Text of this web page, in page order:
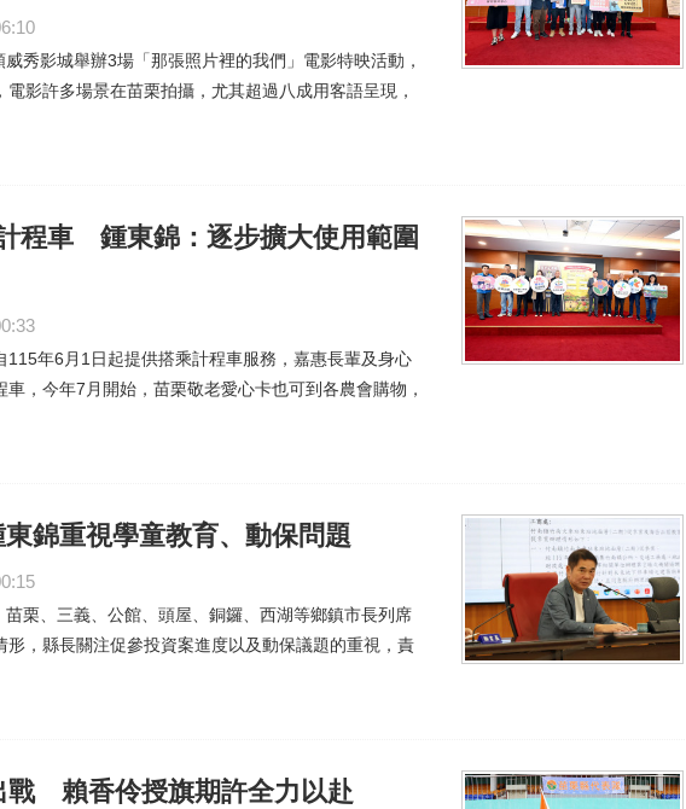
秀影城舉辦3場「那張照片裡的我們」電影特映活動，
影許多場景在苗栗拍攝，尤其超過八成用客語呈現，
程車 鍾東錦：逐步擴大使用範圍
年6月1日起提供搭乘計程車服務，嘉惠長輩及身心
，今年7月開始，苗栗敬老愛心卡也可到各農會購物，
錦重視學童教育、動保問題
栗、三義、公館、頭屋、銅鑼、西湖等鄉鎮市長列席
，縣長關注促參投資案進度以及動保議題的重視，責
戰 賴香伶授旗期許全力以赴